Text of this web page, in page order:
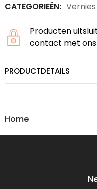
CATEGORIEËN:
Producten
contact met
PRODUCTDETAILS
Home